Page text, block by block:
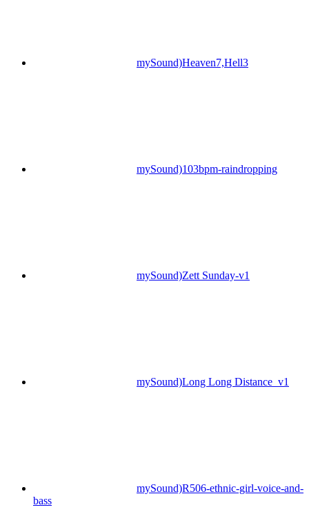
mySound)Heaven7,Hell3
mySound)103bpm-raindropping
mySound)Zett Sunday-v1
mySound)Long Long Distance_v1
mySound)R506-ethnic-girl-voice-and-
bass